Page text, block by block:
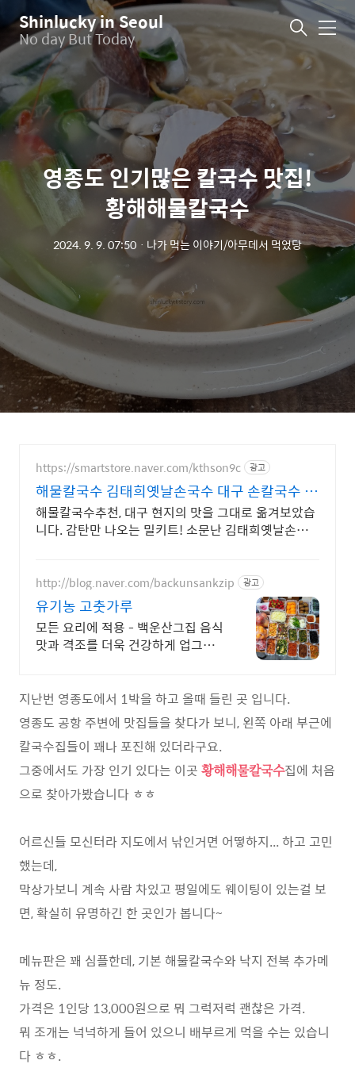
Shinlucky in Seoul
No day But Today 메
영종도 인기많은 칼국수 맛집!
황해해물칼국수
2024. 9. 9. 07:50 ㆍ 나가 먹는 이야기/아무데서 먹었당
https://smartstore.naver.com/kthson9c 광고
해물칼국수 김태희옛날손국수 대구 손칼국수 맛
집 밀키트
해물칼국수추천, 대구 현지의 맛을 그대로 옮겨보았습
니다. 감탄만 나오는 밀키트! 소문난 김태희옛날손국
http://blog.naver.com/backunsankzip 광고
유기농 고춧가루
모든 요리에 적용 - 백운산그집 음식
맛과 격조를 더욱 건강하게 업그레
간장,된장으로 조리
지난번 영종도에서 1박을 하고 올때 들린 곳 입니다.
영종도 공항 주변에 맛집들을 찾다가 보니, 왼쪽 아래 부근에
칼국수집들이 꽤나 포진해 있더라구요.
그중에서도 가장 인기 있다는 이곳 황해해물칼국수집에 처음
으로 찾아가봤습니다 ㅎㅎ
어르신들 모신터라 지도에서 낚인거면 어떻하지... 하고 고민
했는데,
막상가보니 계속 사람 차있고 평일에도 웨이팅이 있는걸 보
면, 확실히 유명하긴 한 곳인가 봅니다~
메뉴판은 꽤 심플한데, 기본 해물칼국수와 낙지 전복 추가메
뉴 정도.
가격은 1인당 13,000원으로 뭐 그럭저럭 괜찮은 가격.
뭐 조개는 넉넉하게 들어 있으니 배부르게 먹을 수는 있습니
다 ㅎㅎ.